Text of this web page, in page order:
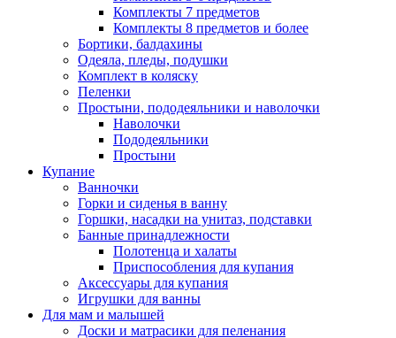
Комплекты 7 предметов
Комплекты 8 предметов и более
Бортики, балдахины
Одеяла, пледы, подушки
Комплект в коляску
Пеленки
Простыни, пододеяльники и наволочки
Наволочки
Пододеяльники
Простыни
Купание
Ванночки
Горки и сиденья в ванну
Горшки, насадки на унитаз, подставки
Банные принадлежности
Полотенца и халаты
Приспособления для купания
Аксессуары для купания
Игрушки для ванны
Для мам и малышей
Доски и матрасики для пеленания